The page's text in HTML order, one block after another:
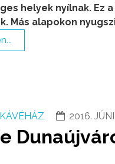
helyek nyílnak. Ez
Más alapokon
KÁVÉHÁZ 2016.